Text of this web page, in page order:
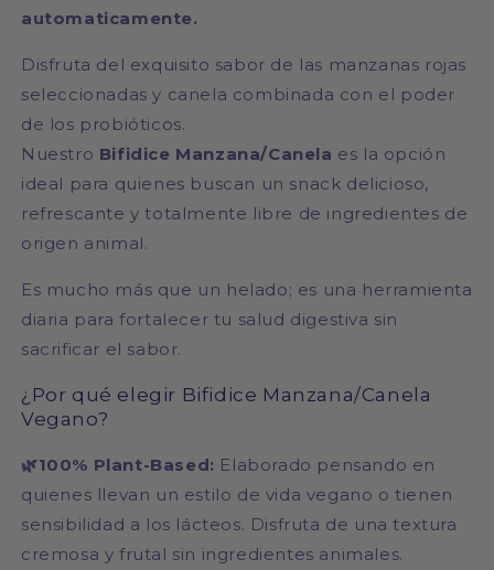
automaticamente.
Disfruta del exquisito sabor de las manzanas rojas
seleccionadas y canela combinada con el poder
de los probióticos.
Nuestro Bifidice Manzana/Canela es la opción
ideal para quienes buscan un snack delicioso,
refrescante y totalmente libre de ingredientes de
origen animal.
Es mucho más que un helado; es una herramienta
diaria para fortalecer tu salud digestiva sin
sacrificar el sabor.
¿Por qué elegir Bifidice Manzana/Canela
Vegano?
🌿100% Plant-Based: Elaborado pensando en
quienes llevan un estilo de vida vegano o tienen
sensibilidad a los lácteos. Disfruta de una textura
cremosa y frutal sin ingredientes animales.